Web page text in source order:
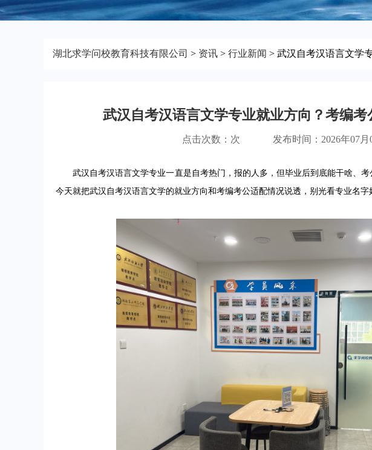
湖北求学问校教育科技有限公司 > 资讯 > 行业新闻 > 武汉自考汉语言文学专
武汉自考汉语言文学专业就业方向？考编考
点击次数： 次 发布时间：2026年07月
武汉自考汉语言文学专业一直是自考热门，报的人多，但毕业后到底能干啥、考
今天就把武汉自考汉语言文学的就业方向和考编考公适配情况说透，别光看专业名字